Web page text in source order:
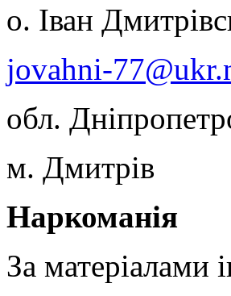
о. Іван
jovahni-
обл.
м. Дмитрів
Наркоманія
За матеріалами